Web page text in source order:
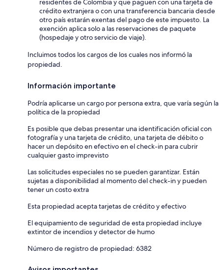
residentes de Colombia y que paguen con una tarjeta de
crédito extranjera o con una transferencia bancaria desde
otro país estarán exentas del pago de este impuesto. La
exención aplica solo a las reservaciones de paquete
(hospedaje y otro servicio de viaje).
Incluimos todos los cargos de los cuales nos informó la
propiedad.
Información importante
Podría aplicarse un cargo por persona extra, que varía según la
política de la propiedad
Es posible que debas presentar una identificación oficial con
fotografía y una tarjeta de crédito, una tarjeta de débito o
hacer un depósito en efectivo en el check-in para cubrir
cualquier gasto imprevisto
Las solicitudes especiales no se pueden garantizar. Están
sujetas a disponibilidad al momento del check-in y pueden
tener un costo extra
Esta propiedad acepta tarjetas de crédito y efectivo
El equipamiento de seguridad de esta propiedad incluye
extintor de incendios y detector de humo
Número de registro de propiedad: 6382